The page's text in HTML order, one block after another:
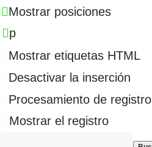
Mostrar posiciones
p
Mostrar etiquetas HTML
Desactivar la inserción
Procesamiento de registro
Mostrar el registro